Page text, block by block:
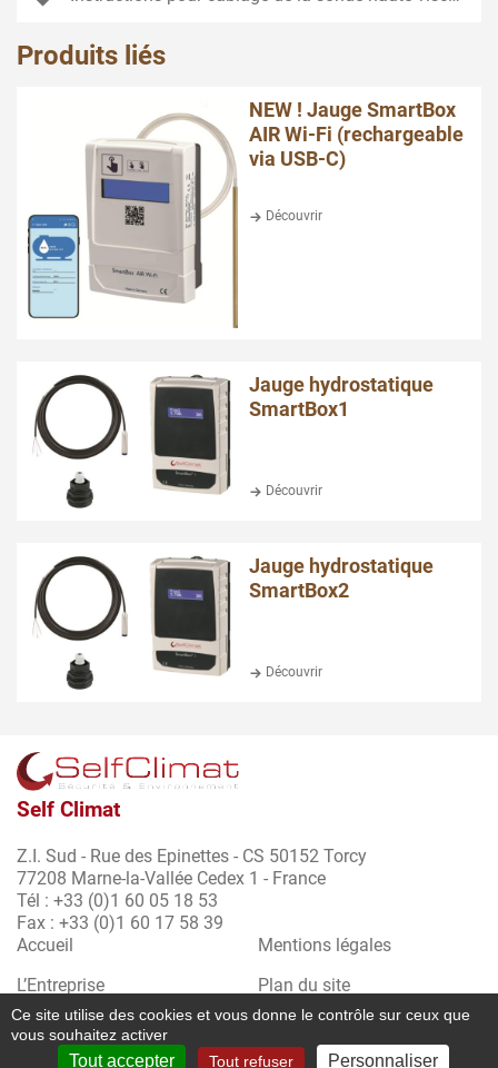
Produits liés
NEW ! Jauge SmartBox
AIR Wi-Fi (rechargeable
via USB-C)
Découvrir
Jauge hydrostatique
SmartBox1
Découvrir
Jauge hydrostatique
SmartBox2
Découvrir
Self Climat
Z.I. Sud - Rue des Epinettes - CS 50152 Torcy
77208 Marne-la-Vallée Cedex 1 - France
Tél : +33 (0)1 60 05 18 53
Fax : +33 (0)1 60 17 58 39
Accueil
L’Entreprise
Qualité & environnement
Mentions légales
Plan du site
Politique de confidentialité
Ce site utilise des cookies et vous donne le contrôle sur ceux que
vous souhaitez activer
Tout accepter Tout refuser Personnaliser